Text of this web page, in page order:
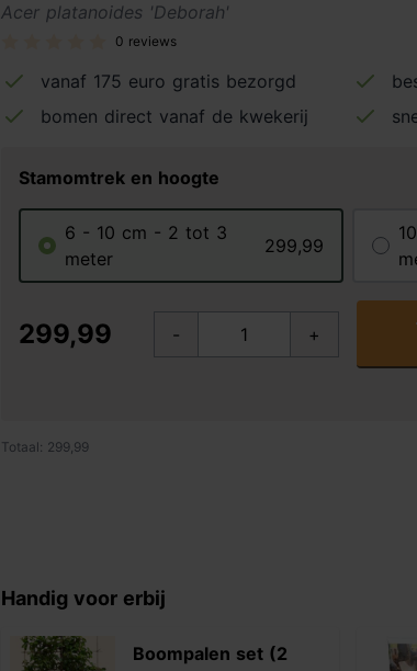
Acer platanoides 'Deborah'
0 reviews
vanaf 175 euro gratis bezorgd
bomen direct vanaf de kwekerij
Stamomtrek en hoogte
6 - 10 cm - 2 tot 3
meter
299,99
299,99 - +
Totaal: 299,99
Handig voor erbij
Boompalen set (2